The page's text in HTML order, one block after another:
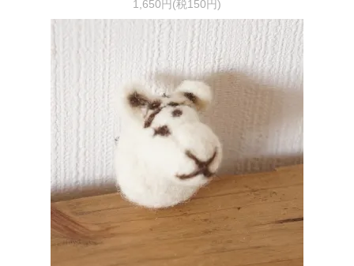
1,650円(税150円)